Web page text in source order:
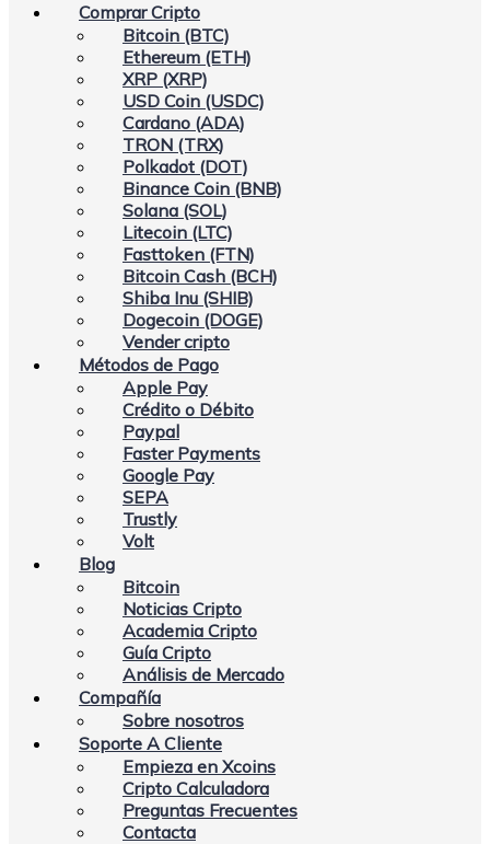
Comprar Cripto
Bitcoin (BTC)
Ethereum (ETH)
XRP (XRP)
USD Coin (USDC)
Cardano (ADA)
TRON (TRX)
Polkadot (DOT)
Binance Coin (BNB)
Solana (SOL)
Litecoin (LTC)
Fasttoken (FTN)
Bitcoin Cash (BCH)
Shiba Inu (SHIB)
Dogecoin (DOGE)
Vender cripto
Métodos de Pago
Apple Pay
Crédito o Débito
Paypal
Faster Payments
Google Pay
SEPA
Trustly
Volt
Blog
Bitcoin
Noticias Cripto
Academia Cripto
Guía Cripto
Análisis de Mercado
Compañía
Sobre nosotros
Soporte A Cliente
Empieza en Xcoins
Cripto Calculadora
Preguntas Frecuentes
Contacta